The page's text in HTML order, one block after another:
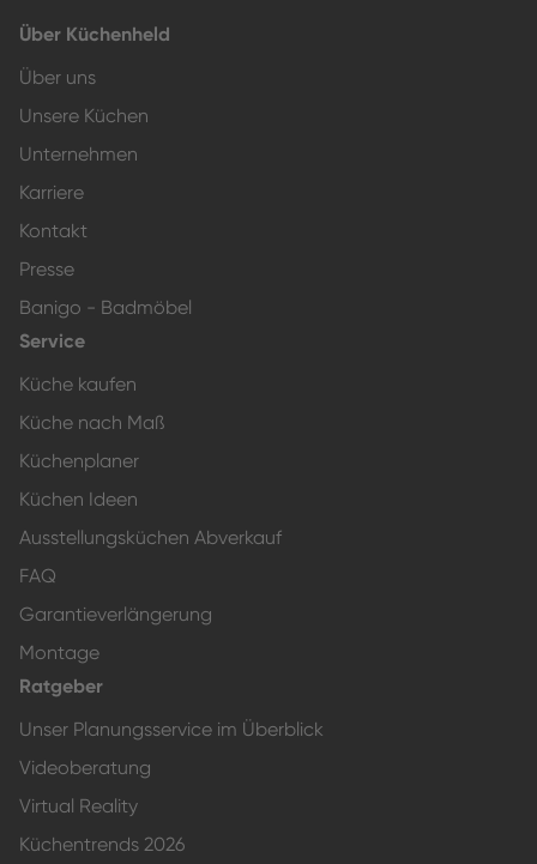
Über Küchenheld
Über uns
Unsere Küchen
Unternehmen
Karriere
Kontakt
Presse
Banigo - Badmöbel
Service
Küche kaufen
Küche nach Maß
Küchenplaner
Küchen Ideen
Ausstellungsküchen Abverkauf
FAQ
Garantieverlängerung
Montage
Ratgeber
Unser Planungsservice im Überblick
Videoberatung
Virtual Reality
Küchentrends 2026